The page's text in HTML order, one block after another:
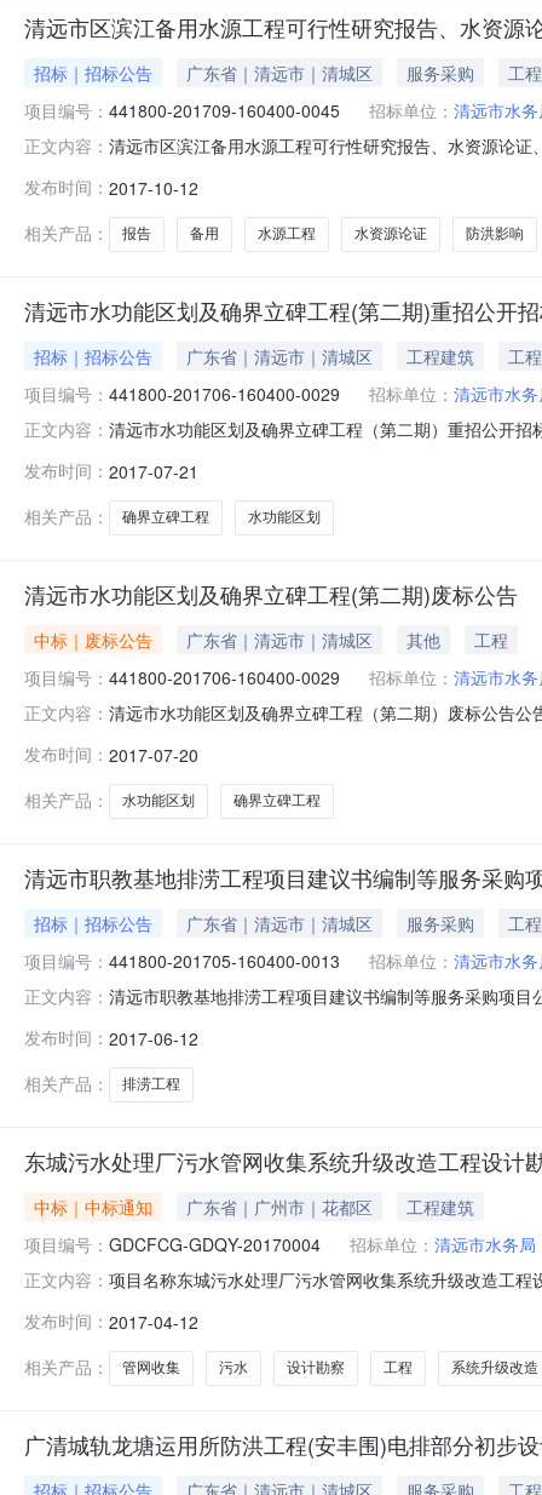
清远市区滨江备用水源工程可行性研究报告、水资
招标｜招标公告 广东省｜清远市｜清城区 服务采购
工程
项目编号： 441800-201709-160400-0045 招标单位： 清远市水
正文内容： 清远市区滨江备用水源工程可行性研究报告、水资源论
间2017年11月02日10:00开标地点预算金额详见公告正
采购单位联系方式详见公
发布时间： 2017-10-12
相关产品：
报告 备用 水源工程 水资源论证 防洪影响
清远市水功能区划及确界立碑工程(第二期)重招公开
招标｜招标公告 广东省｜清远市｜清城区 工程建筑
工程
项目编号： 441800-201706-160400-0029 招标单位： 清远市水
正文内容： 清远市水功能区划及确界立碑工程（第二期）重招公开
系方式：项目联系人详见公告正文项目联系电话详见公
公司代理机构地址详见公告
发布时间： 2017-07-21
相关产品：
确界立碑工程 水功能区划
清远市水功能区划及确界立碑工程(第二期)废标公告
中标｜废标公告 广东省｜清远市｜清城区 其他
工程
项目编号： 441800-201706-160400-0029 招标单位： 清远市水
正文内容： 清远市水功能区划及确界立碑工程（第二期）废标公告
文采购单位清远市水务局采购单位地址详见公告正文采
正文一、采购项目编号：441800
发布时间： 2017-07-20
相关产品：
水功能区划 确界立碑工程
清远市职教基地排涝工程项目建议书编制等服务采购
招标｜招标公告 广东省｜清远市｜清城区 服务采购
工程
项目编号： 441800-201705-160400-0013 招标单位： 清远市水
正文内容： 清远市职教基地排涝工程项目建议书编制等服务采购项
及联系方式：项目联系人详见公告正文项目联系电话详
限公司代理机构地址详见
发布时间： 2017-06-12
相关产品：
排涝工程
东城污水处理厂污水管网收集系统升级改造工程设计
中标｜中标通知 广东省｜广州市｜花都区
工程建筑
项目编号： GDCFCG-GDQY-20170004 招标单位： 清远市水务局
正文内容： 项目名称东城污水处理厂污水管网收集系统升级改造工
GDQY-20170004）采用公开招标进行采购。现就本次
发布时间： 2017-04-12
相关产品：
管网收集 污水 设计勘察 工程 系统升级改造
广清城轨龙塘运用所防洪工程(安丰围)电排部分初步
招标｜招标公告 广东省｜清远市｜清城区 服务采购 工程